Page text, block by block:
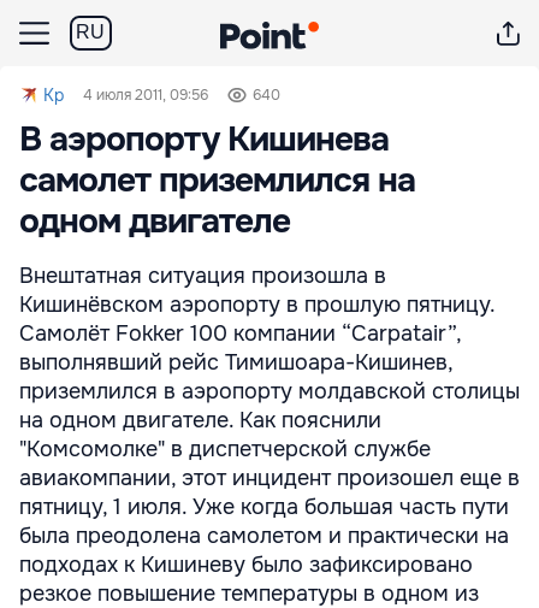
RU
Kp 4 июля 2011, 09:56 640
В аэропорту Кишинева
самолет приземлился на
одном двигателе
Внештатная ситуация произошла в
Кишинёвском аэропорту в прошлую пятницу.
Самолёт Fokker 100 компании “Carpatair”,
выполнявший рейс Тимишоара-Кишинев,
приземлился в аэропорту молдавской столицы
на одном двигателе. Как пояснили
"Комсомолке" в диспетчерской службе
авиакомпании, этот инцидент произошел еще в
пятницу, 1 июля. Уже когда большая часть пути
была преодолена самолетом и практически на
подходах к Кишиневу было зафиксировано
резкое повышение температуры в одном из